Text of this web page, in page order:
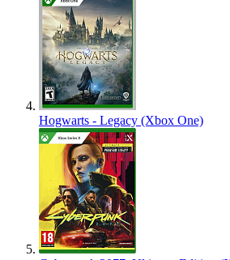
Hogwarts - Legacy (Xbox One)